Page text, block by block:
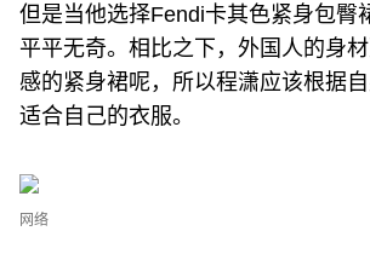
但是当他选择Fendi卡其色紧身包臀
平平无奇。相比之下，外国人的身
感的紧身裙呢，所以程潇应该根据
适合自己的衣服。
网络